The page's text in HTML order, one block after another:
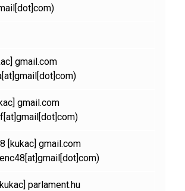
gmail.com
gmail.com
[kukac] gmail.com
parlament.hu